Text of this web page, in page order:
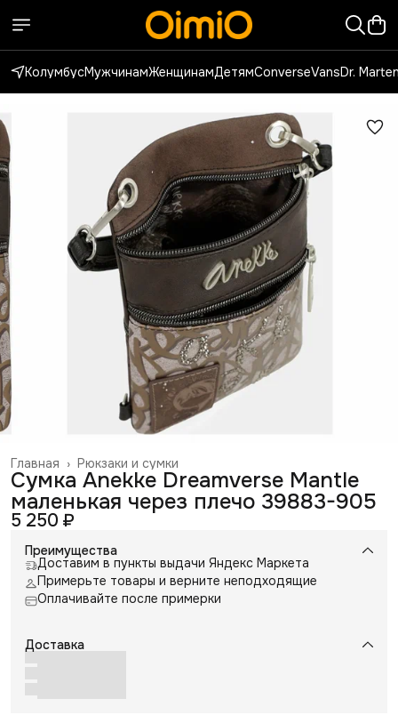
КолумбусМужчинамЖенщинамДетямConverseVansDr.
Рюкзаки и сумки
Главная ›
Сумка Anekke Dreamverse Mantle
маленькая через плечо 39883-905
5 250 ₽
Преимущества
Доставим в пункты выдачи Яндекс Маркета
Примерьте товары и верните неподходящие
Оплачивайте после примерки
Доставка